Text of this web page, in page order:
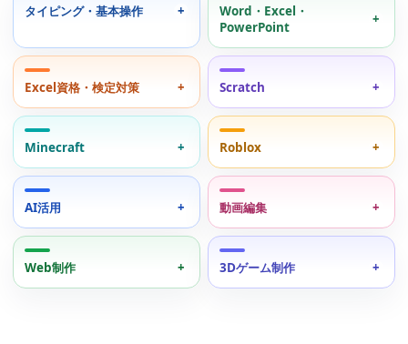
タイピング・基本操作
Word・Excel・
PowerPoint
Excel資格・検定対策 Scratch
Minecraft Roblox
AI活用 動画編集
Web制作 3Dゲーム制作